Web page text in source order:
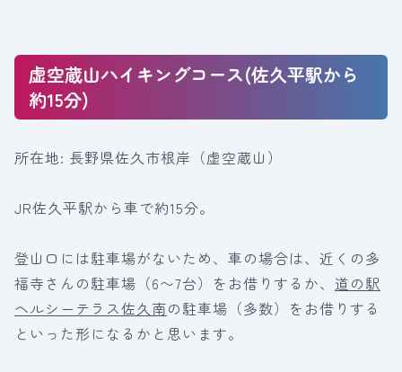
虚空蔵山ハイキングコース(佐久平駅から
約15分)
所在地: 長野県佐久市根岸（虚空蔵山）
JR佐久平駅から車で約15分。
登山口には駐車場がないため、車の場合は、近くの多
福寺さんの駐車場（6〜7台）をお借りするか、 道の駅
ヘルシーテラス佐久南の駐車場（多数）をお借りする
といった形になるかと思います。